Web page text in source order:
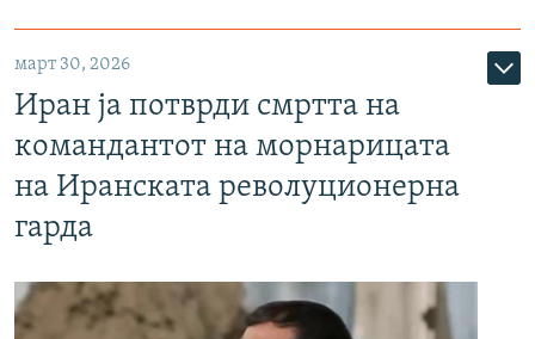
март 30, 2026
Иран ја потврди смртта на
командантот на морнарицата
на Иранската револуционерна
гарда